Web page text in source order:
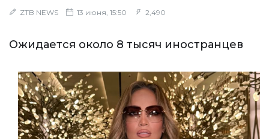
ZTB NEWS 13 июня, 15:50 2,490
Ожидается около 8 тысяч иностранцев